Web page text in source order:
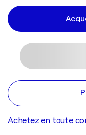
Achetez en toute